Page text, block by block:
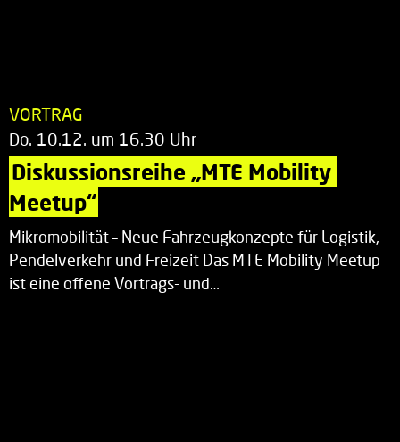
VORTRAG
Do. 10.12. um 16.30 Uhr
Diskussionsreihe „MTE Mobility
Meetup“
Mikromobilität – Neue Fahrzeugkonzepte für Logistik,
Pendelverkehr und Freizeit Das MTE Mobility Meetup
ist eine offene Vortrags- und…